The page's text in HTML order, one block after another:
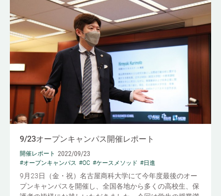
9/23オープンキャンパス開催レポート
開催レポート 2022/09/23
#オープンキャンパス #OC #ケースメソッド #日進
9月23日（金・祝）名古屋商科大学にて今年度最後のオー
プンキャンパスを開催し、全国各地から多くの高校生、保